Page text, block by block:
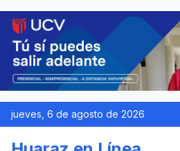
jueves, 6 de agosto de 2026